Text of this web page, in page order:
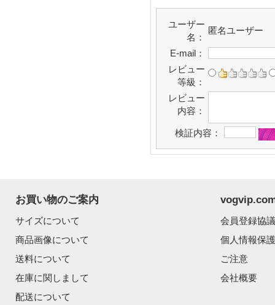
ユーザー
名：
匿名ユーザー
E-mail：
レビュー
等級：
レビュー
内容：
検証内容：
お買い物のご案内
サイズについて
商品画像について
送料について
在庫に関しまして
配送について
会員登録協
個人情報保
ご注意
会社概要